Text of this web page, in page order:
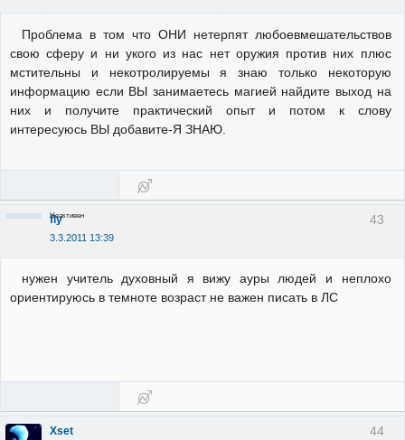
Проблема в том что ОНИ нетерпят любоевмешательствов
свою сферу и ни укого из нас нет оружия против них плюс
мстительны и некотролируемы я знаю только некоторую
информацию если ВЫ занимаетесь магией найдите выход на
них и получите практический опыт и потом к слову
интересуюсь ВЫ добавите-Я ЗНАЮ.
43
fly
3.3.2011 13:39
Неактивен
нужен учитель духовный я вижу ауры людей и неплохо
ориентируюсь в темноте возраст не важен писать в ЛС
44
Xset